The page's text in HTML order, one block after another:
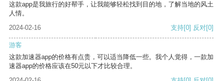
这款app是我旅行的好帮手，让我能够轻松找到目的地，了解当地的风土
人情。
2024-02-16
支持[0] 反对[0]
游客
这款加速器app的价格有点贵，可以适当降低一些。我个人觉得，一款加
速器app的价格应该在50元以下才比较合理。